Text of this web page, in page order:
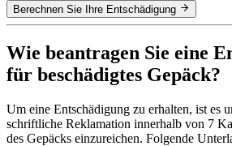
Berechnen Sie Ihre Entschädigung
Wie beantragen Sie eine
für beschädigtes Gepäck?
Um eine Entschädigung zu erhalten, ist es
schriftliche Reklamation innerhalb von 7
des Gepäcks einzureichen. Folgende